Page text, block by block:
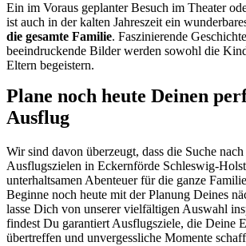
Ein im Voraus geplanter Besuch im Theater
ist auch in der kalten Jahreszeit ein
die gesamte Familie. Faszinierende
beeindruckende Bilder werden sowohl die
Eltern begeistern.
Plane noch heute Deinen
Ausflug
Wir sind davon überzeugt, dass die Suche nach
Ausflugszielen in Eckernförde Schleswig-
unterhaltsamen Abenteuer für die ganze
Beginne noch heute mit der Planung Deines
lasse Dich von unserer vielfältigen Auswahl
findest Du garantiert Ausflugsziele, die Deine
übertreffen und unvergessliche Momente